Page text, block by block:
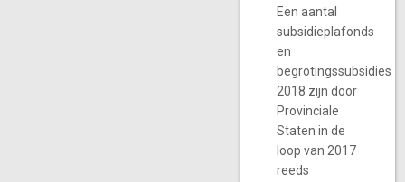
Een aantal
subsidieplafonds
en
begrotingssubsidies
2018 zijn door
Provinciale
Staten in de
loop van 2017
reeds